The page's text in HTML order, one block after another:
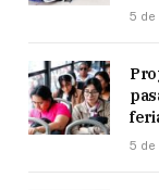
5 de
5 de